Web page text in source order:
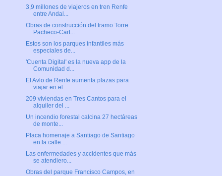
3,9 millones de viajeros en tren Renfe
entre Andal...
Obras de construcción del tramo Torre
Pacheco-Cart...
Estos son los parques infantiles más
especiales de...
'Cuenta Digital' es la nueva app de la
Comunidad d...
El Avlo de Renfe aumenta plazas para
viajar en el ...
209 viviendas en Tres Cantos para el
alquiler del ...
Un incendio forestal calcina 27 hectáreas
de monte...
Placa homenaje a Santiago de Santiago
en la calle ...
Las enfermedades y accidentes que más
se atendiero...
Obras del parque Francisco Campos, en